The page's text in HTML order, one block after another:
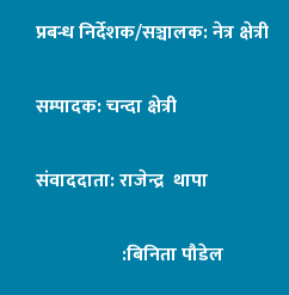
प्रबन्ध निर्देशक/सञ्चालक: नेत्र क्षेत्री
सम्पादक: चन्दा क्षेत्री
संवाददाता: राजेन्द्र थापा
:बिनिता पौडेल